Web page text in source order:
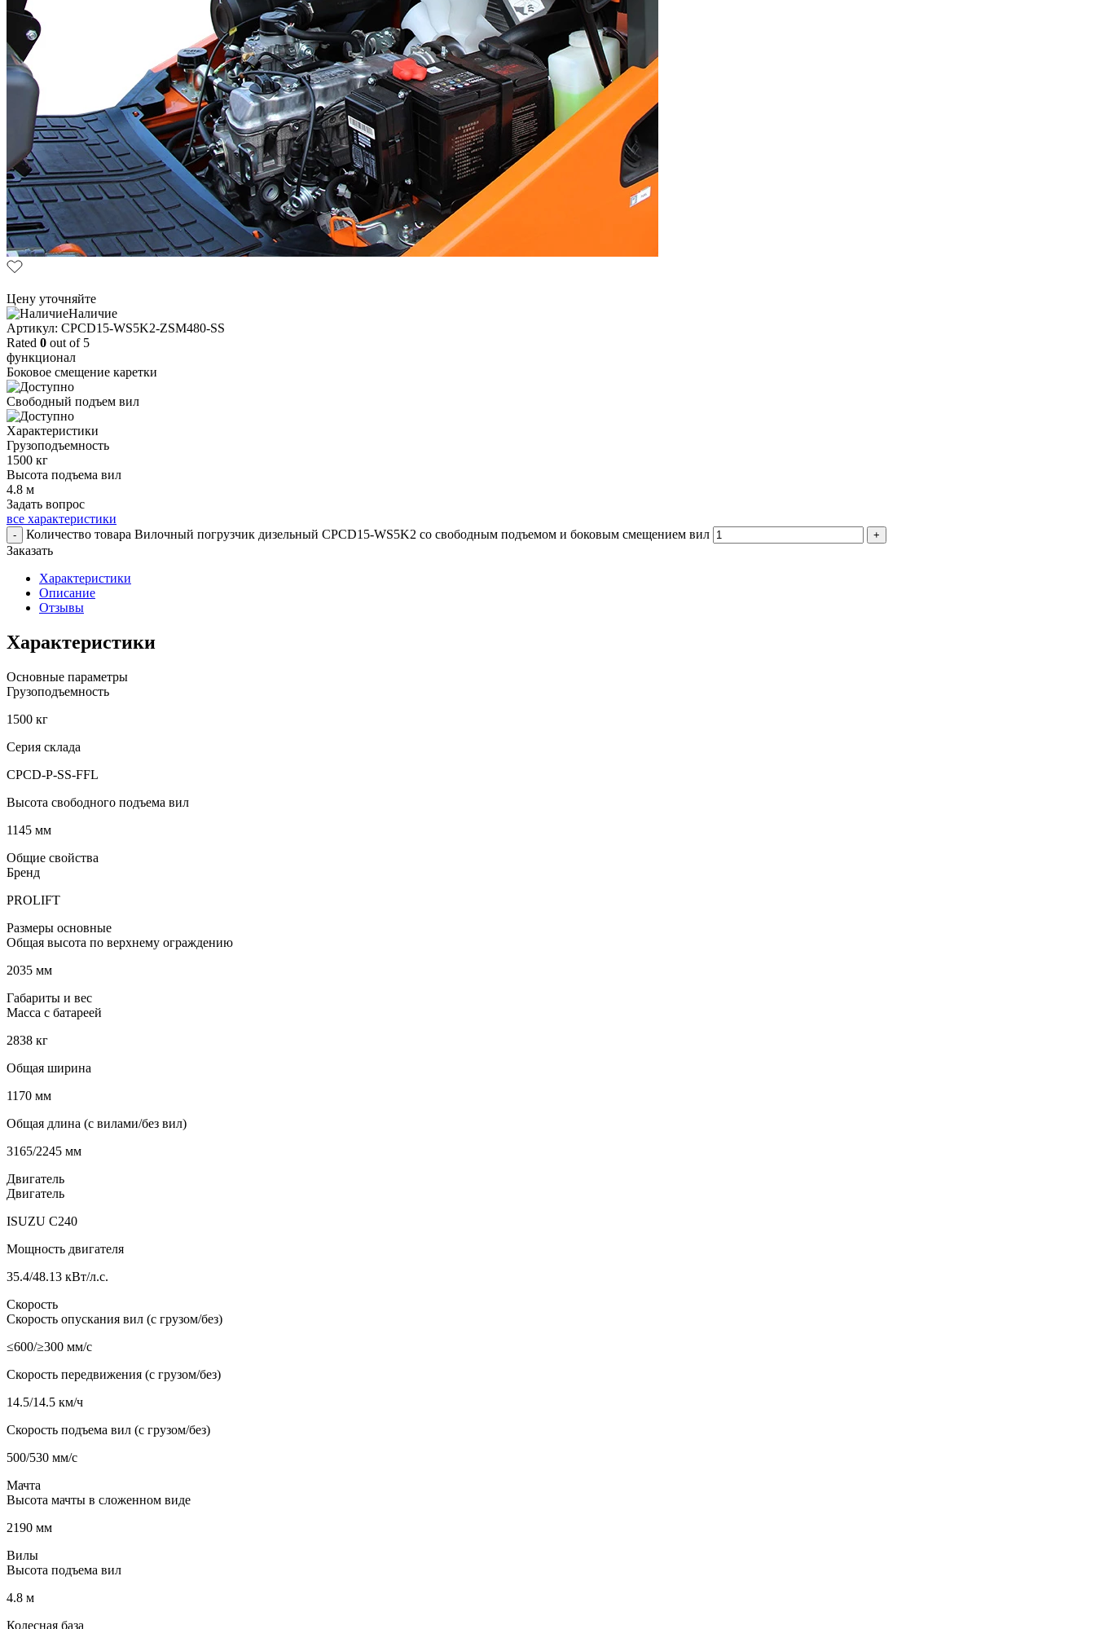
Цену уточняйте
Наличие
Aртикул: CPCD15-WS5K2-ZSM480-SS
Rated 0 out of 5
функционал
Боковое смещение каретки
Свободный подъем вил
Характеристики
Грузоподъемность
1500 кг
Высота подъема вил
4.8 м
Задать вопрос
все характеристики
- Количество товара Вилочный погрузчик дизельный CPCD15-WS5K2 со свободным подъемом и боковым смещением вил +
Заказать
Характеристики
Описание
Отзывы
Характеристики
Основные параметры
Грузоподъемность
1500 кг
Серия склада
CPCD-P-SS-FFL
Высота свободного подъема вил
1145 мм
Общие свойства
Бренд
PROLIFT
Размеры основные
Общая высота по верхнему ограждению
2035 мм
Габариты и вес
Масса с батареей
2838 кг
Общая ширина
1170 мм
Общая длина (с вилами/без вил)
3165/2245 мм
Двигатель
Двигатель
ISUZU C240
Мощность двигателя
35.4/48.13 кВт/л.с.
Скорость
Скорость опускания вил (с грузом/без)
≤600/≥300 мм/с
Скорость передвижения (с грузом/без)
14.5/14.5 км/ч
Скорость подъема вил (с грузом/без)
500/530 мм/с
Мачта
Высота мачты в сложенном виде
2190 мм
Вилы
Высота подъема вил
4.8 м
Колесная база